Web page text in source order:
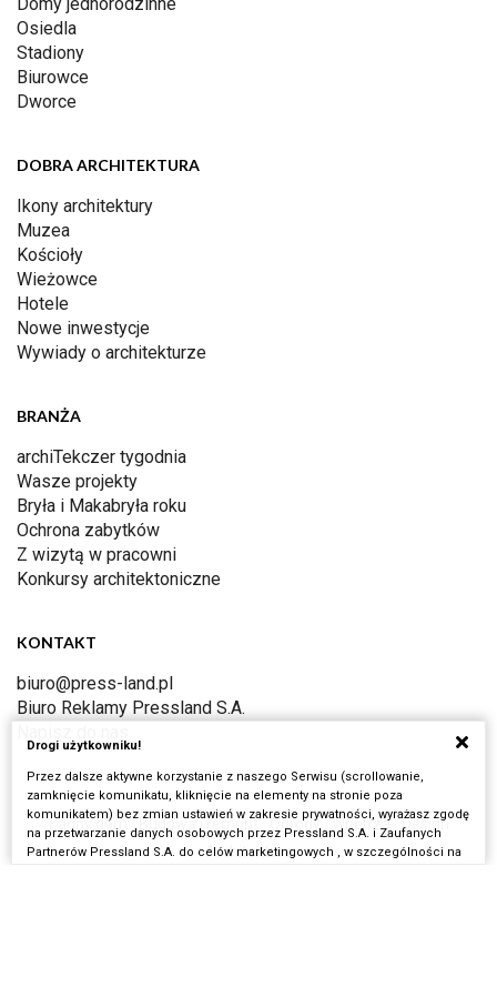
Osiedla
Stadiony
Biurowce
Dworce
DOBRA ARCHITEKTURA
Ikony architektury
Muzea
Kościoły
Wieżowce
Hotele
Nowe inwestycje
Wywiady o architekturze
BRANŻA
archiTekczer tygodnia
Wasze projekty
Bryła i Makabryła roku
Ochrona zabytków
Z wizytą w pracowni
Konkursy architektoniczne
KONTAKT
biuro@press-land.pl
Biuro Reklamy Pressland S.A.
Ładny dom Budowa i remont Ogrody Wnętrza
Design
Architektura
Drogi użytkowniku!
Przez dalsze aktywne korzystanie z naszego Serwisu (scrollowanie,
zamknięcie komunikatu, kliknięcie na elementy na stronie poza
komunikatem) bez zmian ustawień w zakresie prywatności, wyrażasz zgodę
na przetwarzanie danych osobowych przez Pressland S.A. i Zaufanych
Partnerów Pressland S.A. do celów marketingowych , w szczególności na